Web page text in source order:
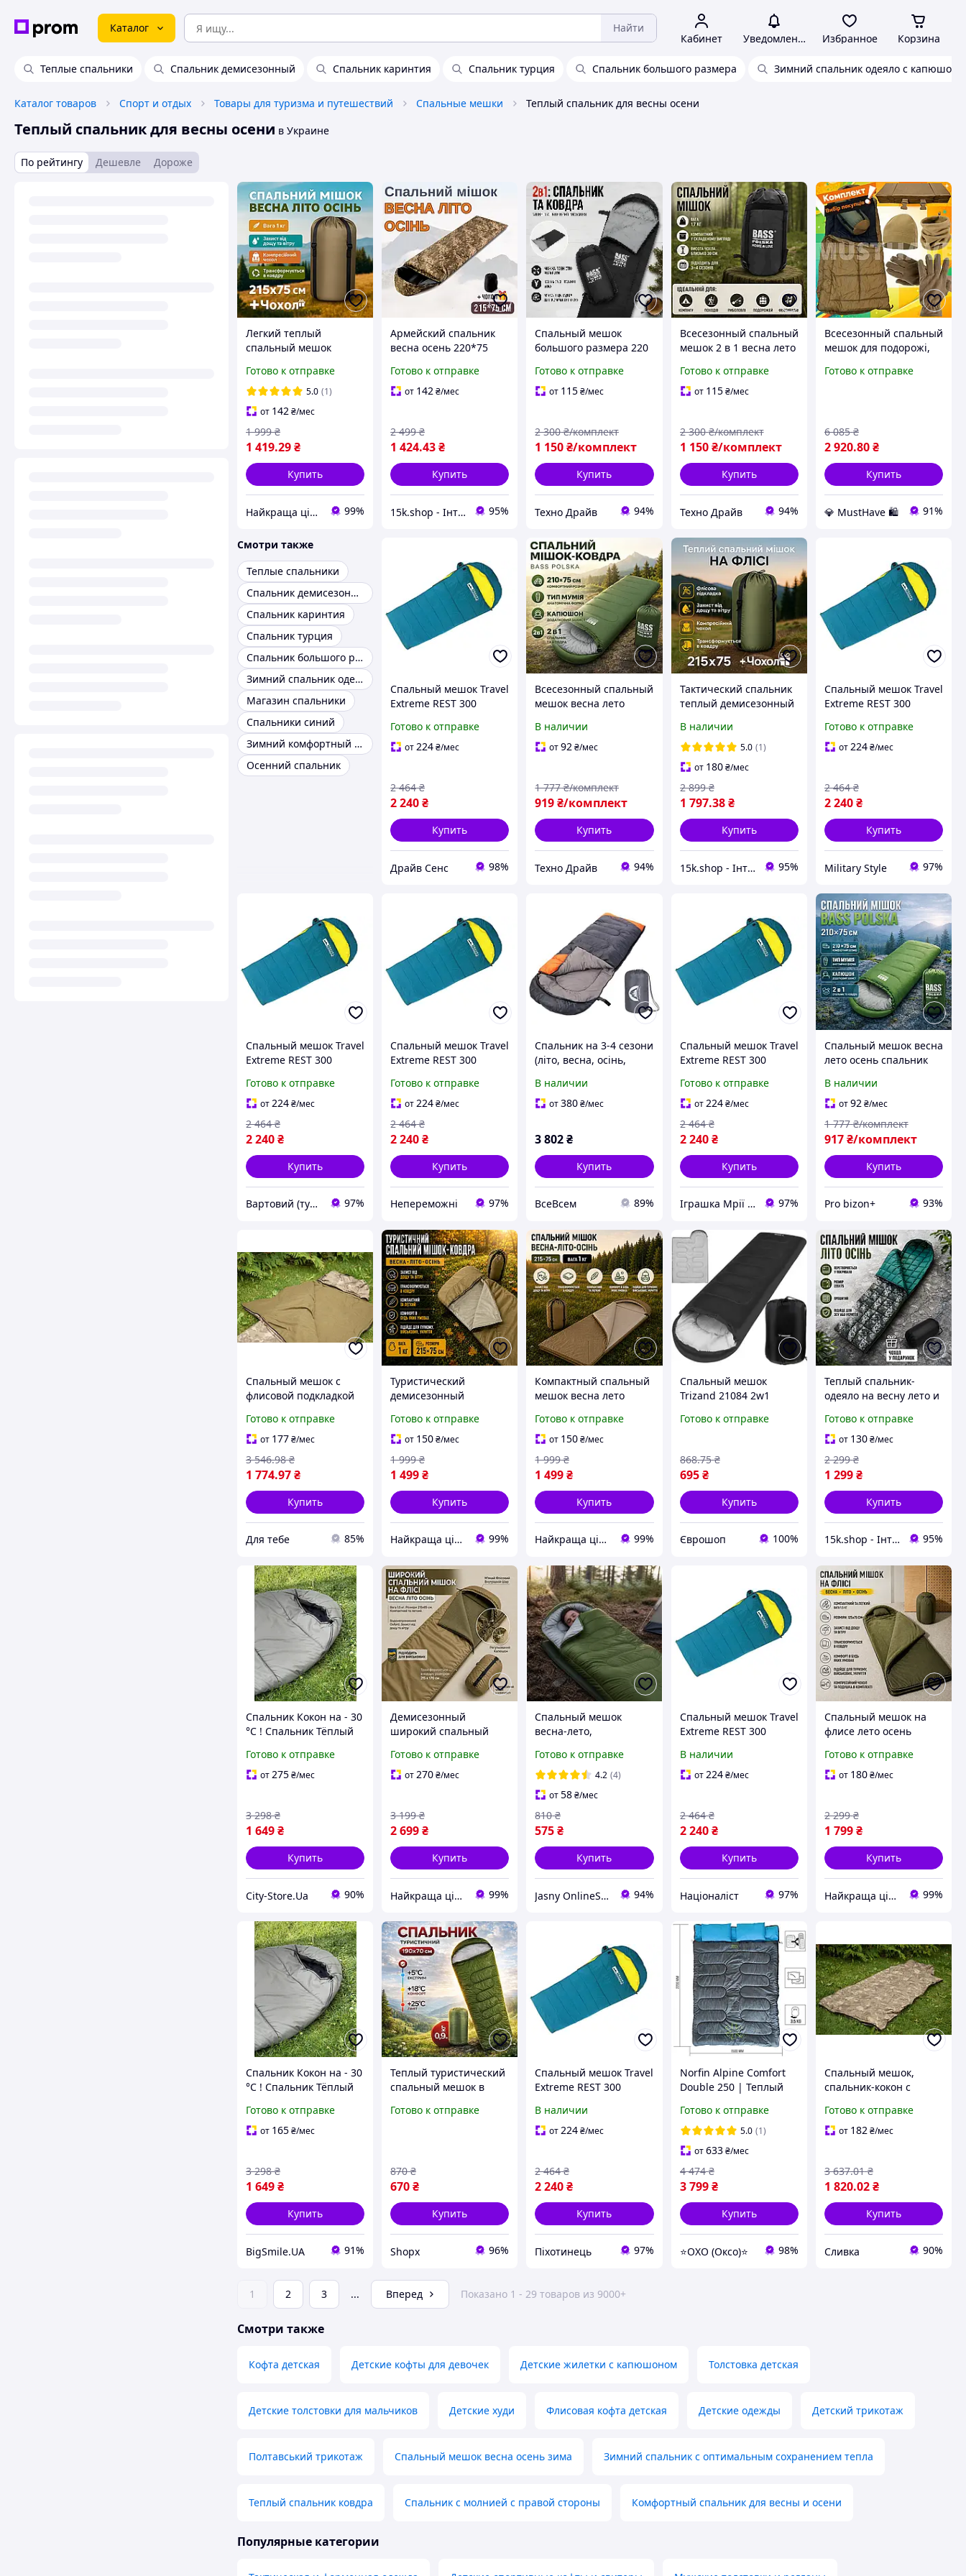
Каталог Найти
Кабинет Уведомления Избранное Корзина
Теплые спальники Спальник демисезонный Спальник каринтия Спальник турция Спальник большого размера Зимний спальник одеяло с
Каталог товаров Спорт и отдых Товары для туризма и путешествий Спальные мешки Теплый спальник для весны осени
Теплый спальник для весны осени в Украине
По рейтингу Дешевле Дороже
Легкий теплый
спальный мешок
весна лето осень до -5
1кг 215х75
непромокаемый
спальник одеяло
осенний
Готово к отправке
5.0 (1)
от 142₴/мес
1 419.29₴
1 999 ₴
Купить
Найкраща ціна ❤️ 99%
Армейский спальник
весна осень 220*75
спальник одеяло
демисезонный теплый
Готово к отправке
от 142₴/мес
1 424.43₴
2 499 ₴
Купить
15k.shop - Інтернет магазин для туризму, відпочинку та спорядження ! 95%
Спальный мешок
большого размера 220
спальник Теплый
туристический для
кемпин
Готово к отправке
от 115₴/мес
1 150₴/комплект
2 300 ₴/комплект
Купить
Техно Драйв 94%
Всесезонный спальный
мешок 2 в 1 весна лето
туристические
спальники для
походов
Готово к отправке
от 115 ₴/мес
1 150 ₴/комплект
2 300 ₴/комплект
Купить
Техно Драйв 94%
Всесезонный спальный
мешок для подорожі,
осені, весни і
Готово к отправке
2 920.80₴
6 085 ₴
Купить
💎 MustHave 🛍️ 91%
Смотри также
Теплые спальники
Спальник демисезонный
Спальник каринтия
Спальник турция
Спальник большого размера
Зимний спальник одеяло с капюшоном
Магазин спальники
Спальники синий
Зимний комфортный спальник
Осенний спальник
Спальный мешок Travel
Extreme REST 300
теплый с капюшоном
для весны-осени TE10-
Готово к отправке
от224₴/мес
2 240₴
2 464 ₴
Купить
Драйв Сенс 98%
Всесезонный спальный
мешок весна лето
туристический
спальник для летних
210 см
В наличии
от92₴/мес
919₴/комплект
1 777 ₴/комплект
Купить
Техно Драйв 94%
Тактический спальник
теплый демисезонный
оливковый 215х75 см
армейский мешок
одеяло осень весна для
ВСУ
В наличии
5.0 (1)
от 180 ₴/мес
1 797.38 ₴
2 899 ₴
Купить
15k.shop - Інтернет магазин для туризму, відпочинку та спорядження ! 95%
Спальный мешок Travel
Extreme REST 300
теплый с капюшоном
для весны-осени 1
Готово к отправке
от224₴/мес
2 240₴
2 464 ₴
Купить
Military Style 97%
Спальный мешок Travel
Extreme REST 300
теплый с капюшоном
для весны-осени (TE10-
Готово к отправке
от 224₴/мес
2 240₴
2 464 ₴
Купить
Вартовий (туризм, охота и кемпинг) 97%
Спальный мешок Travel
Extreme REST 300
теплый с капюшоном
для весны-осени
Готово к отправке
от224₴/мес
2 240₴
2 464 ₴
Купить
Непереможні 97%
Спальник на 3-4 сезони
(літо, весна, осінь,
прохолодну погоду -
легкий, для підлітків та
В наличии
от380₴/мес
3 802₴
Купить
ВсеВсем 89%
Спальный мешок Travel
Extreme REST 300
теплый с капюшоном
для весны-осени TE10-
Готово к отправке
от 224 ₴/мес
2 240 ₴
2 464 ₴
Купить
Іграшка Мрії (дитячі, авто, туризм) 97%
Спальный мешок весна
лето осень спальник
мешок для взрослых
210 см Весеннее-
туристический
кемпинг
В наличии
от92 ₴/мес
917₴/комплект
1 777 ₴/комплект
Купить
Pro bizon+ 93%
Спальный мешок с
флисовой подкладкой
кокон для туризма и
военных, теплое
одеяло мод. 4917305
Готово к отправке
от 177₴/мес
1 774.97₴
3 546.98 ₴
Купить
Для тебе 85%
Туристический
демисезонный
лето осень 215 х 75 см
1 кг спальник для
военных до 5 градусов
койот
Готово к отправке
от 150₴/мес
1 499₴
1 999 ₴
Купить
Найкраща ціна ❤️ 99%
Компактный спальный
мешок весна лето
спальник-трансформер
для военных и туризма
до +5°C цвет койот
Готово к отправке
от 150₴/мес
1 499₴
1 999 ₴
Купить
Найкраща ціна ❤️ 99%
Спальный мешок
Trizand 21084 2w1
спальный мешок
кемпинга и
путешествий
Готово к отправке
695 ₴
868.75 ₴
Купить
Єврошоп 100%
Теплый спальник-
одеяло на весну лето и
спальный мешок ВСУ
220*75 пиксель
Готово к отправке
от 130₴/мес
1 299₴
2 299 ₴
Купить
15k.shop - Інтернет магазин для туризму, відпочинку та спорядження ! 95%
Спальник Кокон на - 30
°C ! Спальник Тёплый
Готово к отправке
от275₴/мес
1 649₴
3 298 ₴
Купить
City-Store.Ua 90%
Демисезонный
широкий спальный
см весна лето осень
водостойкий спальник
Готово к отправке
от270₴/мес
2 699₴
3 199 ₴
Купить
Найкраща ціна ❤️ 99%
Спальный мешок
весна-лето,
спальник до -10 °С
Теплый спальный
мешок в чехле 2 м
Готово к отправке
4.2 (4)
от58₴/мес
575₴
810 ₴
Купить
Jasny OnlineShop - Незламні бо єдині 94%
Спальный мешок Travel
Extreme REST 300
теплый с капюшоном
для весны-осени [n-
В наличии
от224 ₴/мес
2 240 ₴
2 464 ₴
Купить
Націоналіст 97%
Спальный мешок на
флисе лето осень
туристический
спальник-трансформер
походов
Готово к отправке
от 180₴/мес
1 799₴
2 299 ₴
Купить
Найкраща ціна ❤️ 99%
Спальник Кокон на - 30
°C ! Спальник Тёплый
Готово к отправке
от 165₴/мес
1 649₴
3 298 ₴
Купить
BigSmile.UA 91%
Теплый туристический
спальный мешок в
водонепроницаемый
Готово к отправке
670₴
870 ₴
Купить
Shopx 96%
Спальный мешок Travel
Extreme REST 300
теплый с капюшоном
для весны-осени {TE10-
В наличии
от224₴/мес
2 240₴
2 464 ₴
Купить
Піхотинець 97%
Norfin Alpine Comfort
Double 250 | Теплый
одеяло с подушками |
Для туризма, кемпинга
и путешествий
Готово к отправке
5.0 (1)
от633 ₴/мес
3 799 ₴
4 474 ₴
Купить
⭐OXO (Оксо)⭐ 98%
Спальный мешок,
спальник-кокон с
теплое одеяло для
туризма и военных арт.
Готово к отправке
от 182₴/мес
1 820.02₴
3 637.01 ₴
Купить
Сливка 90%
1 2 3 ... Вперед Показано 1 - 29 товаров из 9000+
Смотри также
Кофта детская Детские кофты для девочек Детские жилетки с капюшоном Толстовка детская
Детские толстовки для мальчиков Детские худи Флисовая кофта детская Детские одежды Детский трикотаж
Полтавський трикотаж Спальный мешок весна осень зима Зимний спальник с оптимальным сохранением тепла
Теплый спальник ковдра Спальник с молнией с правой стороны Комфортный спальник для весны и осени
Популярные категории